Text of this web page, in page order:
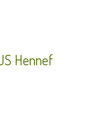
Hennef